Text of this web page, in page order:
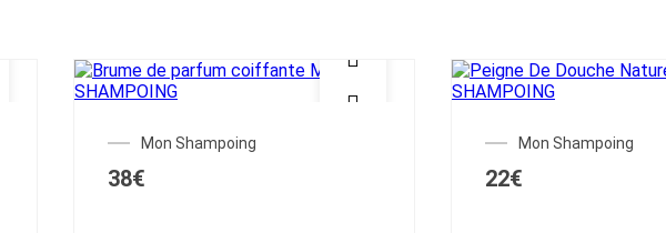
Mon Shampoing
38€
Mon Shampoing
22€